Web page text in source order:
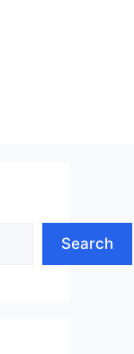
Search